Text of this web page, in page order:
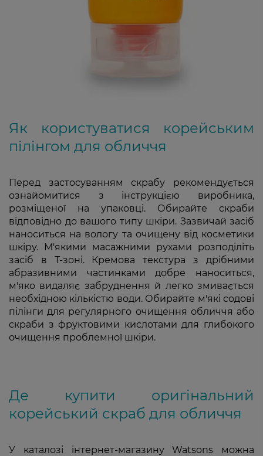
Як користуватися корейським
пілінгом для обличчя
Перед застосуванням скрабу рекомендується
ознайомитися з інструкцією виробника,
розміщеної на упаковці. Обирайте скраби
відповідно до вашого типу шкіри. Зазвичай засіб
наноситься на вологу та очищену від косметики
шкіру. М'якими масажними рухами розподіліть
засіб в Т-зоні. Кремова текстура з дрібними
абразивними частинками добре наноситься,
м'яко видаляє забруднення й легко змивається
необхідною кількістю води. Обирайте м'які содові
пілінги для регулярного очищення обличчя або
скраби з фруктовими кислотами для глибокого
очищення проблемної шкіри.
Де купити оригінальний
корейський скраб для обличчя
У каталозі інтернет-магазину Watsons можна